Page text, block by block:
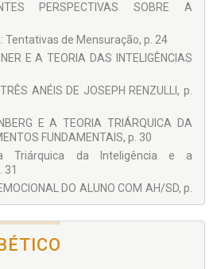
Possui licenciatura em Pedagogia
do Paraná. Desenvolve pesquisas
Estética, arte no contexto escolar e
pedagogia Waldorf e Educação
com ênfase na área das altas
(AH/SD), gênero e inclusão social.
PERSPECTIVAS SOBRE A
Tentativas de Mensuração, p. 24
E A TEORIA DAS INTELIGÊNCIAS
ANÉIS DE JOSEPH RENZULLI, p.
E A TEORIA TRIÁRQUICA DA
FUNDAMENTAIS, p. 30
Triárquica da Inteligência e a
31
DO ALUNO COM AH/SD, p.
SOCIOEMOCIONAL DO ALUNO
SOCIOEMOCIONAIS DO SUJEITO